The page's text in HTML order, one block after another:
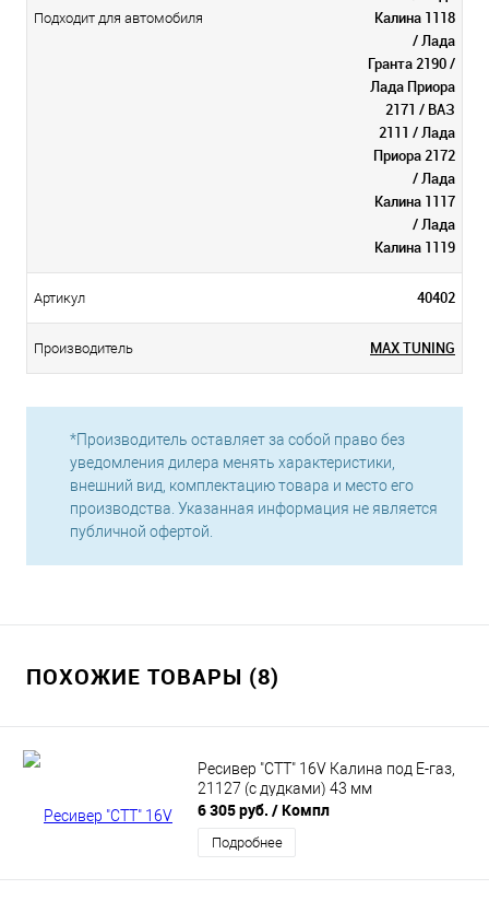
Подходит для автомобиля
Калина 1118
/ Лада
Гранта 2190 /
Лада Приора
2171 / ВАЗ
2111 / Лада
Приора 2172
/ Лада
Калина 1117
/ Лада
Калина 1119
Артикул 40402
Производитель MAX TUNING
*Производитель оставляет за собой право без
уведомления дилера менять характеристики,
внешний вид, комплектацию товара и место его
производства. Указанная информация не является
публичной офертой.
ПОХОЖИЕ ТОВАРЫ (8)
Ресивер "СТТ" 16V Калина под Е-газ,
21127 (с дудками) 43 мм
6 305 руб. / Компл
Подробнее